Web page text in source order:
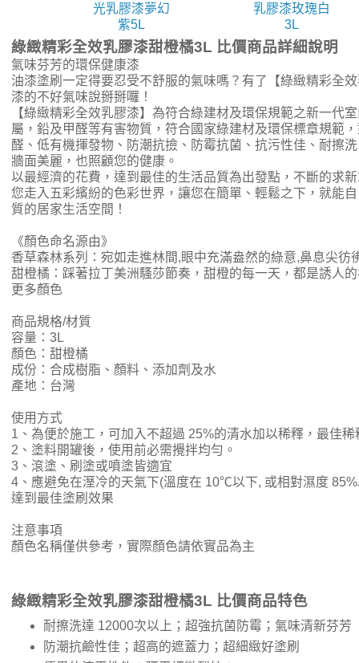
光乳膠漆夢幻
紫5L
乳膠漆玫瑰白
3L
綠緻精彩全效乳膠漆甜橙橘3L 比價商品詳細說明
氣味芬芳的環保健康漆
油漆塗刷一定得要忍受不舒服的氣味嗎？有了【綠緻精彩全
漆的不好氣味說掰掰囉！
【綠緻精彩全效乳膠漆】為符合綠建材及環保規範之新一代
屬，鉛及甲醛等有害物質，符合國家綠建材及環保標章規範
醛、低有機揮發物、防潮抗撿、防霉抗菌、抗污性佳、耐擦
牆面美麗，也照顧您的健康。
以最經濟的花費，達到最佳的生活品質為出發點，不斷的求
您走入五彩繽紛的色彩世界，讓您在簡單、輕鬆之下，就能
質的居家生活空間！
《顏色命名源由》
香草森林系列：宛如走進林間,眼中充滿盎然的綠意,鼻息尖彷
甜橙橘：踩著拉丁美洲騷莎節奏，甜橙的每一天，都是誘人
更多顏色
商品規格/材質
容量：3L
顏色：甜橙橘
成份：合成樹脂、顏料、添加劑及水
產地：台灣
使用方式
1、為便於施工，可加入不超過 25%的清水加以稀釋，最佳稀
2、塗料開罐後，使用前必需攪拌均勻。
3、滾塗、刷塗或噴塗皆適宜
4、應避免在溼冷的天氣下(溫度在 10℃以下, 或相對濕度
達到最佳塗刷效果
注意事項
顏色名稱僅供參考，實際顏色請依實品為主
綠緻精彩全效乳膠漆甜橙橘3L 比價商品特色
耐擦洗達 12000次以上；超強抗菌防霉；氣味清新芬芳
防潮抗鹼性佳；超高的遮蓋力；超細緻好塗刷